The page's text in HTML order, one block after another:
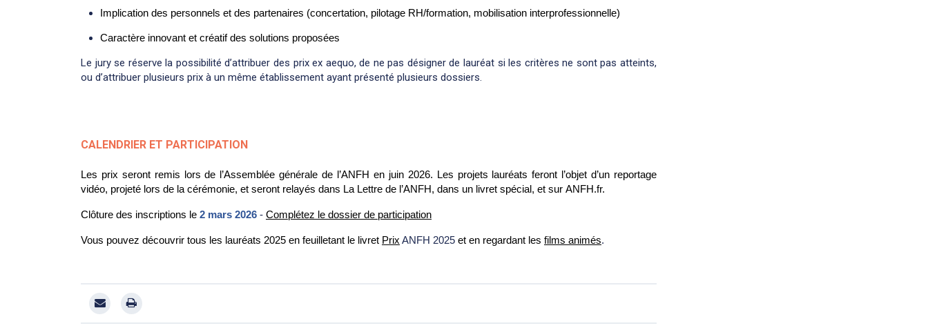
Implication des personnels et des partenaires (concertation, pilotage RH/formation, mobilisation interprofessionnelle)
Caractère innovant et créatif des solutions proposées
Le jury se réserve la possibilité d’attribuer des prix ex aequo, de ne pas désigner de lauréat si les critères ne sont pas atteints,
ou d’attribuer plusieurs prix à un même établissement ayant présenté plusieurs dossiers.
CALENDRIER ET PARTICIPATION
Les prix seront remis lors de l’Assemblée générale de l’ANFH en juin 2026. Les projets lauréats feront l’objet d’un reportage
vidéo, projeté lors de la cérémonie, et seront relayés dans La Lettre de l’ANFH, dans un livret spécial, et sur ANFH.fr.
Clôture des inscriptions le 2 mars 2026 - Complétez le dossier de participation
Vous pouvez découvrir tous les lauréats 2025 en feuilletant le livret Prix ANFH 2025 et en regardant les films animés.